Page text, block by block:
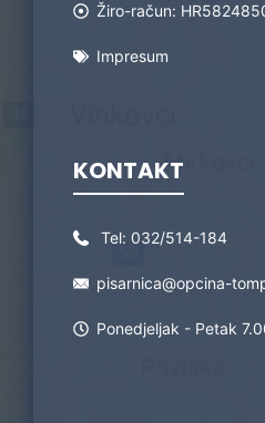
Žiro-račun:
Impresum
KONTAKT
Tel: 032/514-184
pisarnica@opcina-
Ponedjeljak - Petak